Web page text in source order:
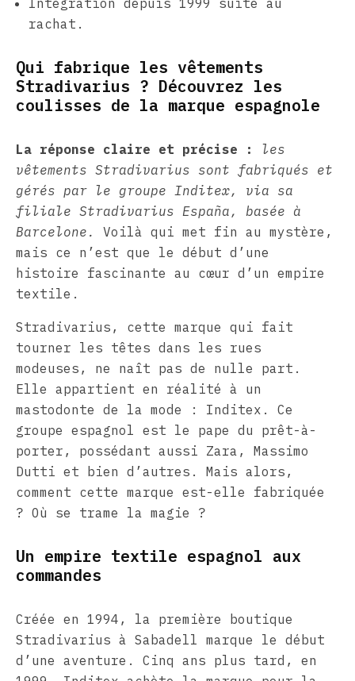
rachat.
Qui fabrique les vêtements
Stradivarius ? Découvrez les
coulisses de la marque espagnole
La réponse claire et précise :
les
vêtements Stradivarius sont fabriqués et
gérés par le groupe Inditex, via sa
filiale Stradivarius España, basée à
Barcelone.
Voilà qui met fin au mystère,
mais ce n’est que le début d’une
histoire fascinante au cœur d’un empire
textile.
Stradivarius, cette marque qui fait
tourner les têtes dans les rues
modeuses, ne naît pas de nulle part.
Elle appartient en réalité à un
mastodonte de la mode : Inditex. Ce
groupe espagnol est le pape du prêt-à-
porter, possédant aussi Zara, Massimo
Dutti et bien d’autres. Mais alors,
comment cette marque est-elle fabriquée
? Où se trame la magie ?
Un empire textile espagnol aux
commandes
Créée en 1994, la première boutique
Stradivarius à Sabadell marque le début
d’une aventure. Cinq ans plus tard, en